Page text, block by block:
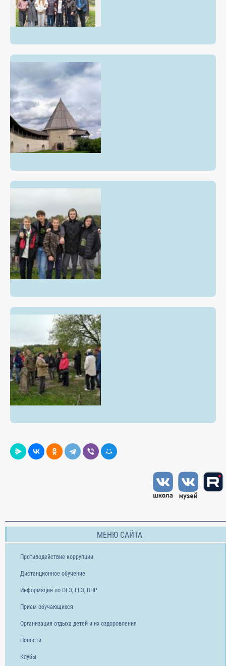
МЕНЮ САЙТА
Противодействие коррупции
Дистанционное обучение
Информация по ОГЭ, ЕГЭ, ВПР
Прием обучающихся
Организация отдыха детей и их оздоровления
Новости
Клубы